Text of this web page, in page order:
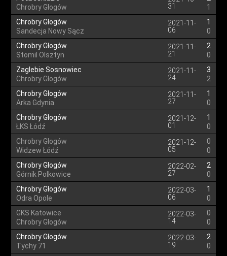
Chrobry Głogów
31
1
Chrobry Głogów
Sandecja Nowy Sącz
2021-11-
06
1
0
Chrobry Głogów
Stomil Olsztyn
2021-11-
21
2
0
Zaglebie Sosnowiec
Chrobry Głogów
2021-11-
24
3
2
Chrobry Głogów
Arka Gdynia
2021-11-
27
1
0
Chrobry Głogów
ŁKS Łódź
2021-12-
01
1
0
Chrobry Głogów
Widzew Łódź
2021-12-
05
0
0
Chrobry Głogów
Górnik Polkowice
2022-02-
27
2
0
Chrobry Głogów
Odra Opole
2022-03-
06
1
0
GKS Katowice
Chrobry Głogów
2022-03-
14
0
0
Chrobry Głogów
Tychy 71
2022-03-
19
2
0